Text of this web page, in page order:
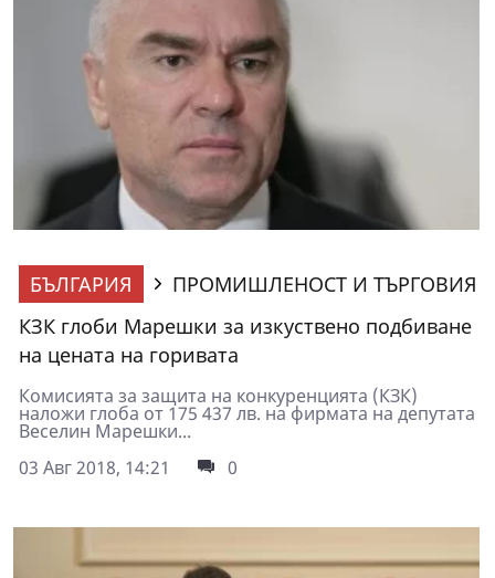
БЪЛГАРИЯ
ПРОМИШЛЕНОСТ И ТЪРГОВИЯ
КЗК глоби Марешки за изкуствено подбиване
на цената на горивата
Комисията за защита на конкуренцията (КЗК)
наложи глоба от 175 437 лв. на фирмата на депутата
Веселин Марешки...
03 Авг 2018, 14:21
0